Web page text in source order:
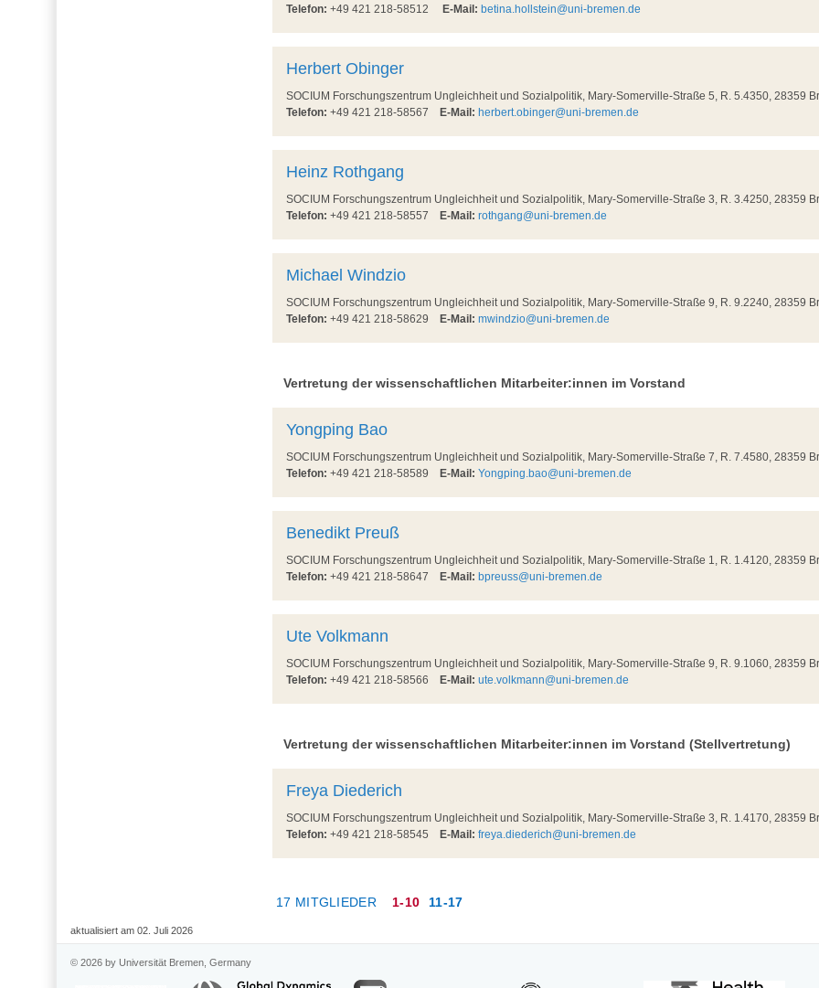
Telefon: +49 421 218-58512 E-Mail: betina.hollstein@uni-bremen.de
Herbert Obinger
SOCIUM Forschungszentrum Ungleichheit und Sozialpolitik, Mary-Somerville-Straße 5, R. 5.4350, 28359
Telefon: +49 421 218-58567 E-Mail: herbert.obinger@uni-bremen.de
Heinz Rothgang
SOCIUM Forschungszentrum Ungleichheit und Sozialpolitik, Mary-Somerville-Straße 3, R. 3.4250, 28359
Telefon: +49 421 218-58557 E-Mail: rothgang@uni-bremen.de
Michael Windzio
SOCIUM Forschungszentrum Ungleichheit und Sozialpolitik, Mary-Somerville-Straße 9, R. 9.2240, 28359
Telefon: +49 421 218-58629 E-Mail: mwindzio@uni-bremen.de
Vertretung der wissenschaftlichen Mitarbeiter:innen im Vorstand
Yongping Bao
SOCIUM Forschungszentrum Ungleichheit und Sozialpolitik, Mary-Somerville-Straße 7, R. 7.4580, 28359
Telefon: +49 421 218-58589 E-Mail: Yongping.bao@uni-bremen.de
Benedikt Preuß
SOCIUM Forschungszentrum Ungleichheit und Sozialpolitik, Mary-Somerville-Straße 1, R. 1.4120, 28359
Telefon: +49 421 218-58647 E-Mail: bpreuss@uni-bremen.de
Ute Volkmann
SOCIUM Forschungszentrum Ungleichheit und Sozialpolitik, Mary-Somerville-Straße 9, R. 9.1060, 28359
Telefon: +49 421 218-58566 E-Mail: ute.volkmann@uni-bremen.de
Vertretung der wissenschaftlichen Mitarbeiter:innen im Vorstand (Stellvertretung)
Freya Diederich
SOCIUM Forschungszentrum Ungleichheit und Sozialpolitik, Mary-Somerville-Straße 3, R. 1.4170, 28359
Telefon: +49 421 218-58545 E-Mail: freya.diederich@uni-bremen.de
17 MITGLIEDER 1-10 11-17
aktualisiert am 02. Juli 2026
© 2026 by Universität Bremen, Germany